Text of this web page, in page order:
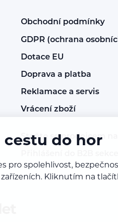
Obchodní podmínky
GDPR (ochrana
Dotace EU
Doprava a platba
Reklamace a servis
Vrácení zboží
Staňte se prodejcem
cestu do hor
pro spolehlivost,
Kliknutím na